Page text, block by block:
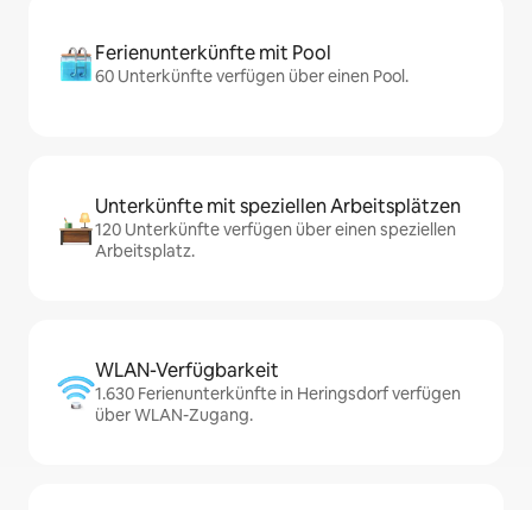
Ferienunterkünfte mit Pool
60 Unterkünfte verfügen über einen Pool.
Unterkünfte mit speziellen Arbeitsplätzen
120 Unterkünfte verfügen über einen speziellen
Arbeitsplatz.
WLAN-Verfügbarkeit
1.630 Ferienunterkünfte in Heringsdorf verfügen
über WLAN-Zugang.